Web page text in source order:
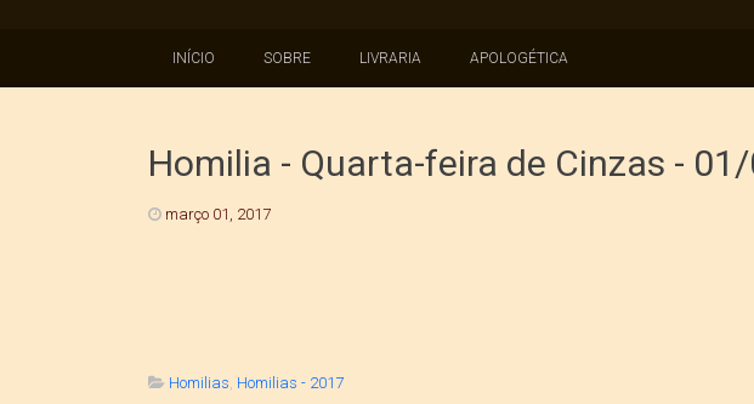
SKIP TO CONTENT
INÍCIO SOBRE LIVRARIA APOLOGÉTICA
Homilia - Quarta-feira de Cinzas -
março 01, 2017
Homilias Homilias - 2017